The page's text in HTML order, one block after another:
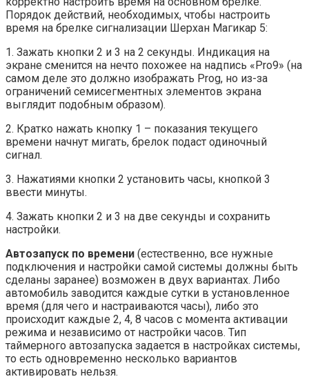
Порядок действий, необходимых, чтобы настроить
время на брелке сигнализации Шерхан Магикар 5:
1. Зажать кнопки 2 и 3 на 2 секунды. Индикация на
экране сменится на нечто похожее на надпись «Pro9» (на
самом деле это должно изображать Prog, но из-за
ограничений семисегментных элементов экрана
выглядит подобным образом).
2. Кратко нажать кнопку 1 – показания текущего
времени начнут мигать, брелок подаст одиночный
сигнал.
3. Нажатиями кнопки 2 установить часы, кнопкой 3
ввести минуты.
4. Зажать кнопки 2 и 3 на две секунды и сохранить
настройки.
Автозапуск по времени (естественно, все нужные
подключения и настройки самой системы должны быть
сделаны заранее) возможен в двух вариантах. Либо
автомобиль заводится каждые сутки в установленное
время (для чего и настраиваются часы), либо это
происходит каждые 2, 4, 8 часов с момента активации
режима и независимо от настройки часов. Тип
таймерного автозапуска задается в настройках системы,
то есть одновременно несколько вариантов
активировать нельзя.